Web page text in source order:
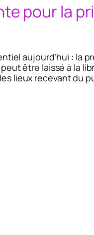
pour la
aujourd’hui :
peut être laissé à
lieux recevant du